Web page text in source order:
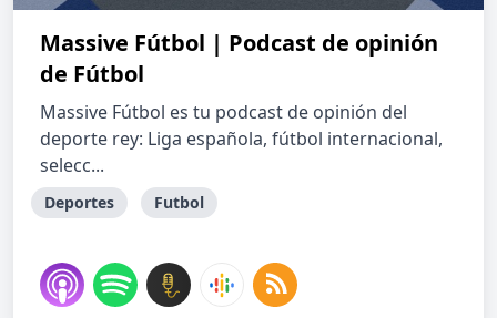
Massive Fútbol | Podcast de opinión
de Fútbol
Massive Fútbol es tu podcast de opinión del
deporte rey: Liga española, fútbol internacional,
selecc...
Deportes Futbol